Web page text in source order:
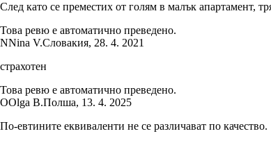
След като се преместих от голям в малък апартамент,
Това ревю е автоматично преведено.
NNina V.Словакия, 28. 4. 2021
страхотен
Това ревю е автоматично преведено.
OOlga B.Полша, 13. 4. 2025
По-евтините еквиваленти не се различават по качество.